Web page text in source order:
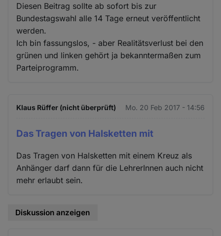
Diesen Beitrag sollte ab sofort bis zur
Bundestagswahl alle 14 Tage erneut veröffentlicht
werden.
Ich bin fassungslos, - aber Realitätsverlust bei den
grünen und linken gehört ja bekanntermaßen zum
Parteiprogramm.
Klaus Rüffer (nicht überprüft) Mo. 20 Feb 2017 - 14:56
Das Tragen von Halsketten mit
Das Tragen von Halsketten mit einem Kreuz als
Anhänger darf dann für die LehrerInnen auch nicht
mehr erlaubt sein.
Diskussion anzeigen